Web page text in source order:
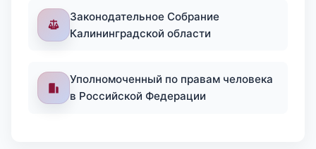
Законодательное Собрание
Калининградской области
Уполномоченный по правам человека
в Российской Федерации